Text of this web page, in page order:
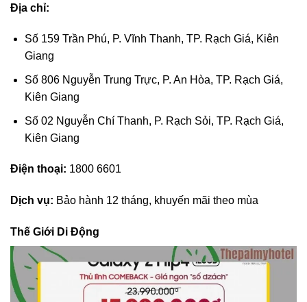
Địa chỉ:
Số 159 Trần Phú, P. Vĩnh Thanh, TP. Rạch Giá, Kiên
Giang
Số 806 Nguyễn Trung Trực, P. An Hòa, TP. Rạch Giá,
Kiên Giang
Số 02 Nguyễn Chí Thanh, P. Rạch Sỏi, TP. Rạch Giá,
Kiên Giang
Điện thoại: 1800 6601
Dịch vụ: Bảo hành 12 tháng, khuyến mãi theo mùa
Thế Giới Di Động